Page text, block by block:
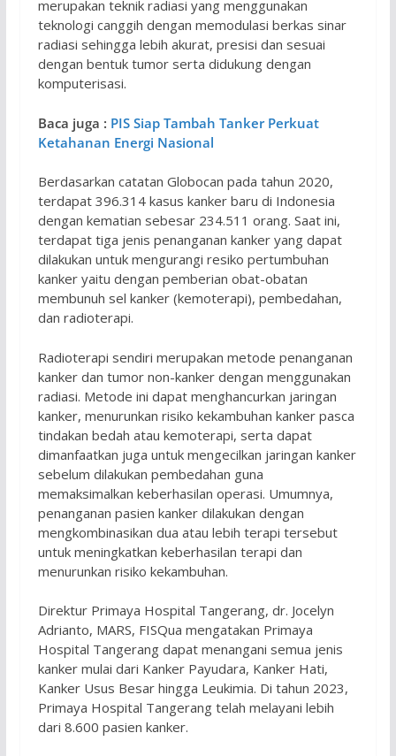
merupakan teknik radiasi yang menggunakan
teknologi canggih dengan memodulasi berkas sinar
radiasi sehingga lebih akurat, presisi dan sesuai
dengan bentuk tumor serta didukung dengan
komputerisasi.
Baca juga : PIS Siap Tambah Tanker Perkuat
Ketahanan Energi Nasional
Berdasarkan catatan Globocan pada tahun 2020,
terdapat 396.314 kasus kanker baru di Indonesia
dengan kematian sebesar 234.511 orang. Saat ini,
terdapat tiga jenis penanganan kanker yang dapat
dilakukan untuk mengurangi resiko pertumbuhan
kanker yaitu dengan pemberian obat-obatan
membunuh sel kanker (kemoterapi), pembedahan,
dan radioterapi.
Radioterapi sendiri merupakan metode penanganan
kanker dan tumor non-kanker dengan menggunakan
radiasi. Metode ini dapat menghancurkan jaringan
kanker, menurunkan risiko kekambuhan kanker pasca
tindakan bedah atau kemoterapi, serta dapat
dimanfaatkan juga untuk mengecilkan jaringan kanker
sebelum dilakukan pembedahan guna
memaksimalkan keberhasilan operasi. Umumnya,
penanganan pasien kanker dilakukan dengan
mengkombinasikan dua atau lebih terapi tersebut
untuk meningkatkan keberhasilan terapi dan
menurunkan risiko kekambuhan.
Direktur Primaya Hospital Tangerang, dr. Jocelyn
Adrianto, MARS, FISQua mengatakan Primaya
Hospital Tangerang dapat menangani semua jenis
kanker mulai dari Kanker Payudara, Kanker Hati,
Kanker Usus Besar hingga Leukimia. Di tahun 2023,
Primaya Hospital Tangerang telah melayani lebih
dari 8.600 pasien kanker.